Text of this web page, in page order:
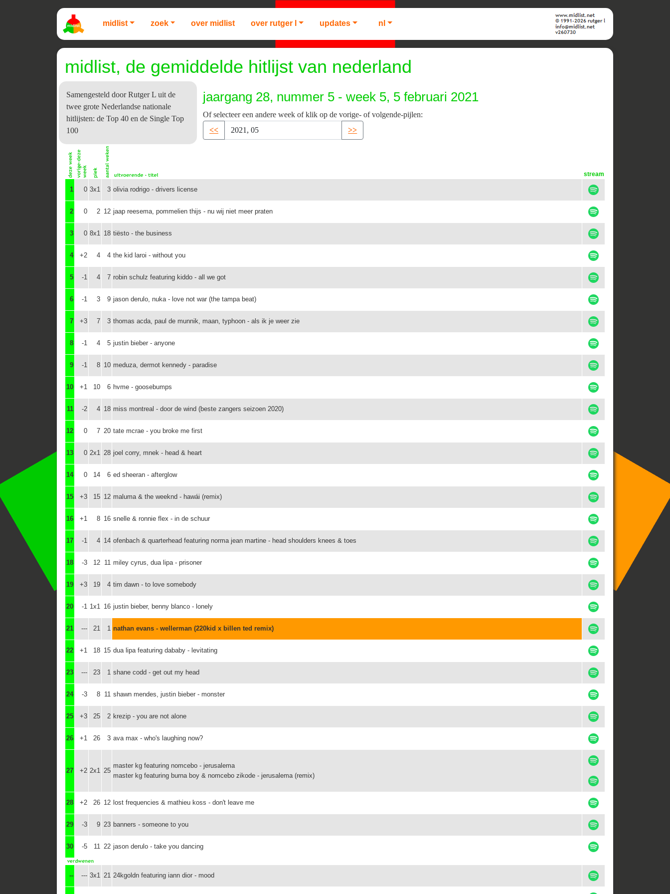
midlist zoek over midlist over rutger l updates nl
midlist, de gemiddelde hitlijst van nederland
Samengesteld door Rutger L uit de
twee grote Nederlandse nationale
hitlijsten: de Top 40 en de Single Top
100
jaargang 28, nummer 5 - week 5, 5 februari 2021
Of selecteer een andere week of klik op de vorige- of volgende-pijlen:
<<
>>
stream
1 0 3x1 3 olivia rodrigo - drivers license
2 0 2 12 jaap reesema, pommelien thijs - nu wij niet meer praten
3 0 8x1 18 tiësto - the business
4 +2 4 4 the kid laroi - without you
5 -1 4 7 robin schulz featuring kiddo - all we got
6 -1 3 9 jason derulo, nuka - love not war (the tampa beat)
7 +3 7 3 thomas acda, paul de munnik, maan, typhoon - als ik je weer zie
8 -1 4 5 justin bieber - anyone
9 -1 8 10 meduza, dermot kennedy - paradise
10 +1 10 6 hvme - goosebumps
11 -2 4 18 miss montreal - door de wind (beste zangers seizoen 2020)
12 0 7 20 tate mcrae - you broke me first
13 0 2x1 28 joel corry, mnek - head & heart
14 0 14 6 ed sheeran - afterglow
15 +3 15 12 maluma & the weeknd - hawái (remix)
16 +1 8 16 snelle & ronnie flex - in de schuur
17 -1 4 14 ofenbach & quarterhead featuring norma jean martine - head shoulders knees & toes
18 -3 12 11 miley cyrus, dua lipa - prisoner
19 +3 19 4 tim dawn - to love somebody
20 -1 1x1 16 justin bieber, benny blanco - lonely
21 --- 21 1 nathan evans - wellerman (220kid x billen ted remix)
22 +1 18 15 dua lipa featuring dababy - levitating
23 --- 23 1 shane codd - get out my head
24 -3 8 11 shawn mendes, justin bieber - monster
25 +3 25 2 krezip - you are not alone
26 +1 26 3 ava max - who's laughing now?
27 +2 2x1 25
master kg featuring nomcebo - jerusalema
master kg featuring burna boy & nomcebo zikode - jerusalema (remix)
28 +2 26 12 lost frequencies & mathieu koss - don't leave me
29 -3 9 23 banners - someone to you
30 -5 11 22 jason derulo - take you dancing
-- --- 3x1 21 24kgoldn featuring iann dior - mood